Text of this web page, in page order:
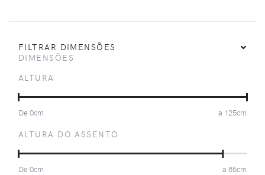
FILTRAR DIMENSÕES
DIMENSÕES
ALTURA
De0cm a 125cm
ALTURA DO ASSENTO
De0cm a 85cm